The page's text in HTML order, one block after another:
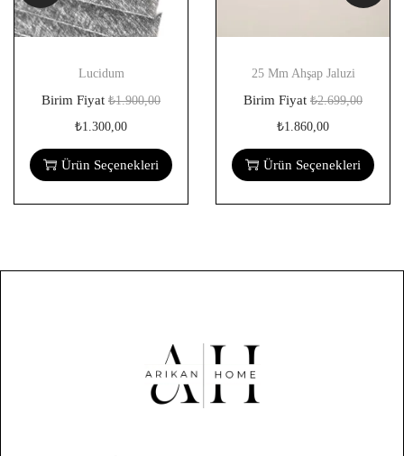
Lucidum
Birim Fiyat ₺1.900,00
₺1.300,00
Ürün Seçenekleri
25 Mm Ahşap Jaluzi
Birim Fiyat ₺2.699,00
₺1.860,00
Ürün Seçenekleri